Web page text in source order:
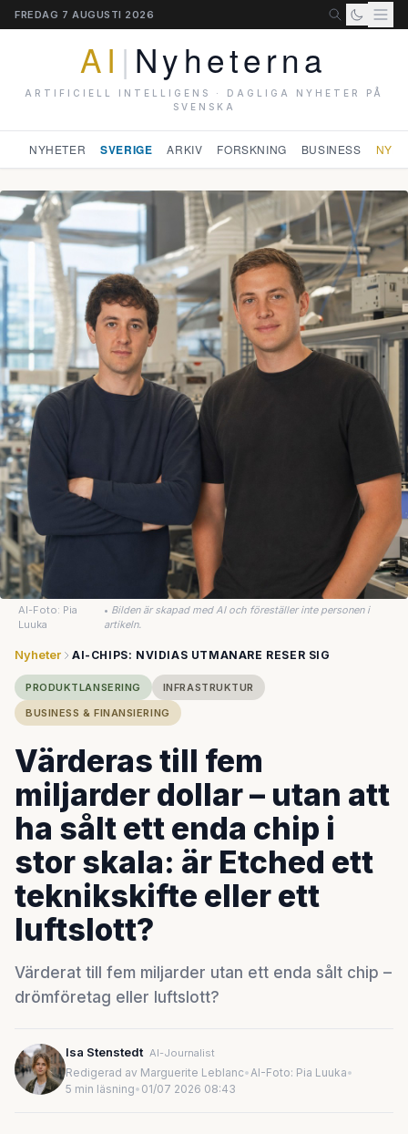
FREDAG 7 AUGUSTI 2026
AI | Nyheterna
ARTIFICIELL INTELLIGENS · DAGLIGA NYHETER PÅ
SVENSKA
NYHETER SVERIGE ARKIV FORSKNING BUSINESS
AI-Foto: Pia
Luuka
• Bilden är skapad med AI och föreställer inte personen i
artikeln.
Nyheter AI-CHIPS: NVIDIAS UTMANARE RESER SIG
PRODUKTLANSERING
INFRASTRUKTUR
BUSINESS & FINANSIERING
Värderas till fem
miljarder dollar – utan att
ha sålt ett enda chip i
stor skala: är Etched ett
teknikskifte eller ett
luftslott?
Värderat till fem miljarder utan ett enda sålt chip –
drömföretag eller luftslott?
Isa Stenstedt AI-Journalist
Redigerad av Marguerite Leblanc•AI-Foto: Pia Luuka•
5 min läsning• 01/07 2026 08:43